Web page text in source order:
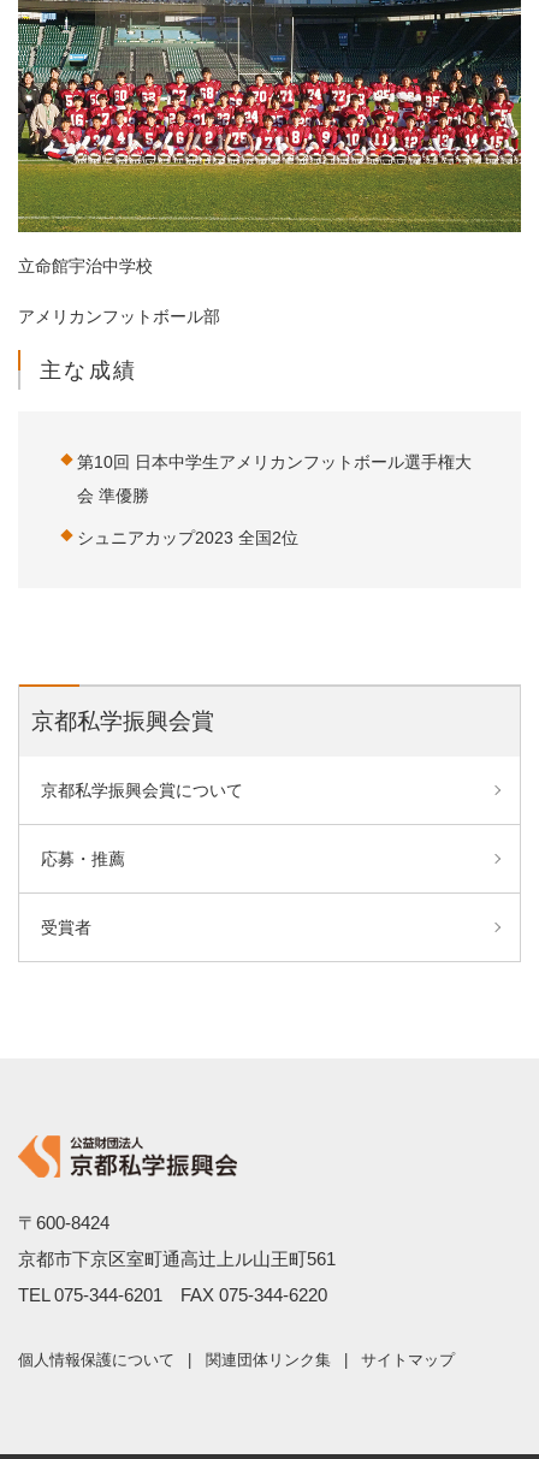
立命館宇治中学校
アメリカンフットボール部
主な成績
第10回 日本中学生アメリカンフットボール選手権大
会 準優勝
シュニアカップ2023 全国2位
京都私学振興会賞
京都私学振興会賞について
応募・推薦
受賞者
〒600-8424
京都市下京区室町通高辻上ル山王町561
TEL 075-344-6201 FAX 075-344-6220
個人情報保護について 関連団体リンク集 サイトマップ